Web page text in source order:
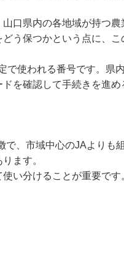
口県内の各地域が持つ農
う保つかという点に、こ
で使われる番号です。県
を確認して手続きを進め
、市域中心のJAよりも
ます。
い分けることが重要です